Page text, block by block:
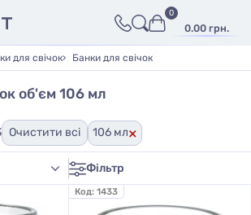
0.00 грн.
0
для свічок Банки для свічок
об'єм 106 мл
Очистити всі 106 мл×
Фільтр
Код: 1433